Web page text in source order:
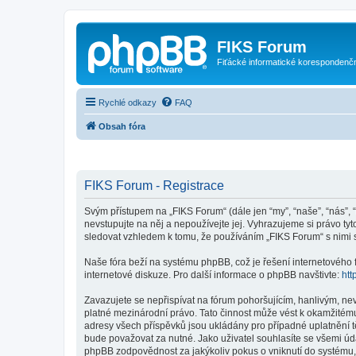
FIKS Forum
Fiťácké informatické
Rychlé odkazy FAQ
Obsah fóra
FIKS Forum - Registrace
Svým přístupem na „FIKS Forum“ (dále jen “my”, “naše”,
nevstupujte na něj a nepoužívejte jej. Vyhrazujeme si právo
sledovat vzhledem k tomu, že používáním „FIKS Forum“ s nimi
Naše fóra beží na systému phpBB, což je řešení
internetové diskuze. Pro další informace o phpBB navštivte:
Zavazujete se nepřispívat na fórum pohoršujícím, hanlivým,
platné mezinárodní právo. Tato činnost může vést k
adresy všech příspěvků jsou ukládány pro případné uplatnění
bude považovat za nutné. Jako uživatel souhlasíte se všemi
phpBB zodpovědnost za jakýkoliv pokus o vniknutí do